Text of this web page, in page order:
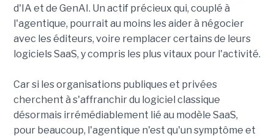
d'IA et de GenAI. Un actif précieux qui, couplé à
l'agentique, pourrait au moins les aider à négocier
avec les éditeurs, voire remplacer certains de leurs
logiciels SaaS, y compris les plus vitaux pour l'activité.
Car si les organisations publiques et privées
cherchent à s'affranchir du logiciel classique
désormais irrémédiablement lié au modèle SaaS,
pour beaucoup, l'agentique n'est qu'un symptôme et